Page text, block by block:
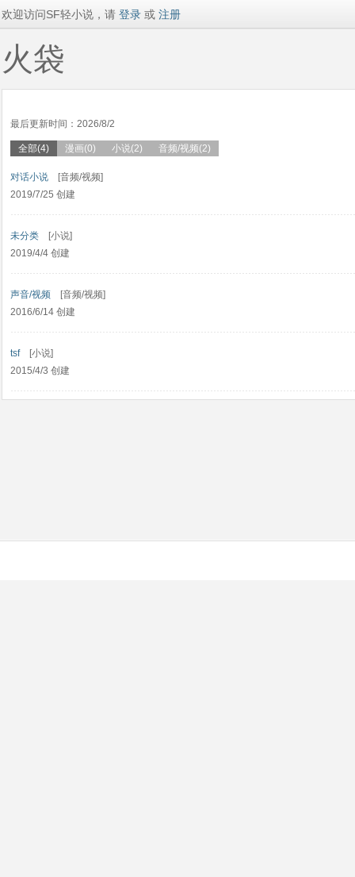
欢迎访问SF轻小说，请 登录 或 注册
火袋
最后更新时间：2026/8/2
全部(4) 漫画(0) 小说(2) 音频/视频(2)
对话小说 [音频/视频]
2019/7/25 创建
未分类 [小说]
2019/4/4 创建
声音/视频 [音频/视频]
2016/6/14 创建
tsf[小说]
2015/4/3 创建